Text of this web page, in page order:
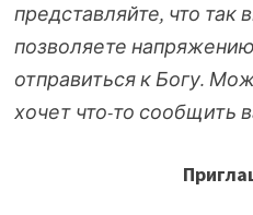
представляйте, что так
позволяете
отправиться к Богу.
хочет что-то сообщить